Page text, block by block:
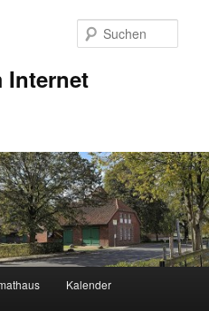
Internet
Kalender